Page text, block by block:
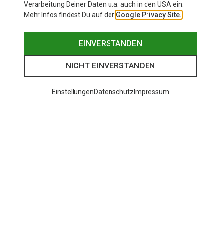
Verarbeitung Deiner Daten u.a. auch in den USA ein.
Mehr Infos findest Du auf der Google Privacy Site.
EINVERSTANDEN
NICHT EINVERSTANDEN
EinstellungenDatenschutz Impressum